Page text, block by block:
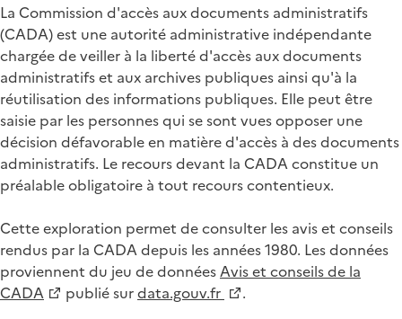
La Commission d'accès aux documents administratifs
(CADA) est une autorité administrative indépendante
chargée de veiller à la liberté d'accès aux documents
administratifs et aux archives publiques ainsi qu'à la
réutilisation des informations publiques. Elle peut être
saisie par les personnes qui se sont vues opposer une
décision défavorable en matière d'accès à des documents
administratifs. Le recours devant la CADA constitue un
préalable obligatoire à tout recours contentieux.
Cette exploration permet de consulter les avis et conseils
rendus par la CADA depuis les années 1980. Les données
proviennent du jeu de donnéesAvis et conseils de la
CADA
publié surdata.gouv.fr .